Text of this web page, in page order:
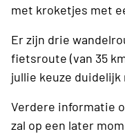
met kroketjes met
Er zijn drie
fietsroute (van 35
jullie keuze duidelijk
Verdere informatie
zal op een later